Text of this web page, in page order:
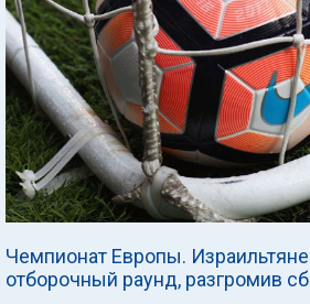
Чемпионат Европы.
отборочный раунд, разгромив